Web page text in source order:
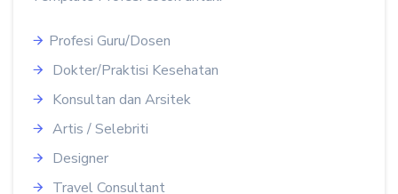
Profesi Guru/Dosen
Dokter/Praktisi Kesehatan
Konsultan dan Arsitek
Artis / Selebriti
Designer
Travel Consultant